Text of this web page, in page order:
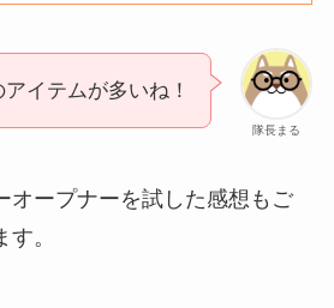
隊長まる
イテムが多いね！
オープナーを試した感想もご
。